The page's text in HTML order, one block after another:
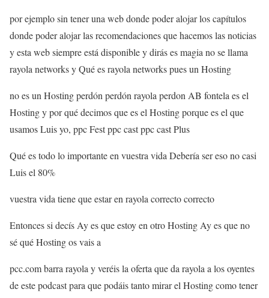
por ejemplo sin tener una web donde poder alojar los capítulos
donde poder alojar las recomendaciones que hacemos las noticias
y esta web siempre está disponible y dirás es magia no se llama
rayola networks y Qué es rayola networks pues un Hosting
no es un Hosting perdón perdón rayola perdon AB fontela es el
Hosting y por qué decimos que es el Hosting porque es el que
usamos Luis yo, ppc Fest ppc cast ppc cast Plus
Qué es todo lo importante en vuestra vida Debería ser eso no casi
Luis el 80%
vuestra vida tiene que estar en rayola correcto correcto
Entonces si decís Ay es que estoy en otro Hosting Ay es que no
sé qué Hosting os vais a
pcc.com barra rayola y veréis la oferta que da rayola a los oyentes
de este podcast para que podáis tanto mirar el Hosting como tener